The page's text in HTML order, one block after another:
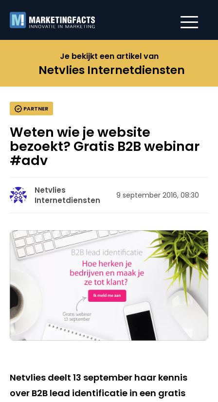
Je bekijkt een artikel van
Netvlies Internetdiensten
PARTNER
Weten wie je website
bezoekt? Gratis B2B webinar
#adv
Netvlies
Internetdiensten
9 september 2016, 08:30
Netvlies deelt 13 september haar kennis
over B2B lead identificatie in een gratis